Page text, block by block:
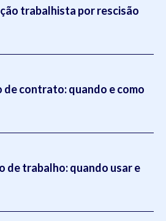
trabalhista por rescisão
de contrato: quando e como
de trabalho: quando usar e